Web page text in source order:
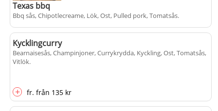
Texas bbq
Bbq sås, Chipotlecreame, Lök, Ost, Pulled pork, Tomatsås.
+ fr.från135 kr
Kycklingcurry
Bearnaisesås, Champinjoner, Currykrydda, Kyckling, Ost, Tomatsås,
Vitlök.
+ fr. från 135 kr